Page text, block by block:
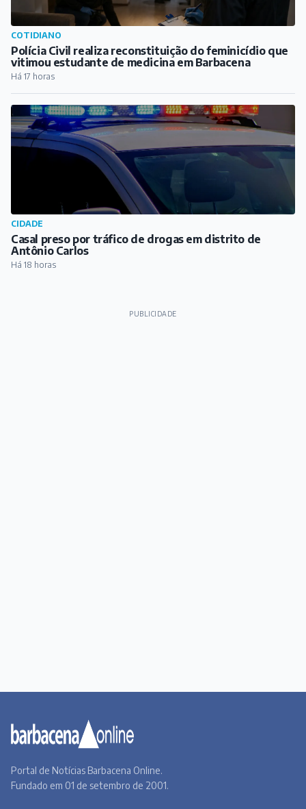
COTIDIANO
Polícia Civil realiza reconstituição do feminicídio que
vitimou estudante de medicina em Barbacena
Há 17 horas
CIDADE
Casal preso por tráfico de drogas em distrito de
Antônio Carlos
Há 18 horas
PUBLICIDADE
Portal de Notícias Barbacena Online.
Fundado em 01 de setembro de 2001.